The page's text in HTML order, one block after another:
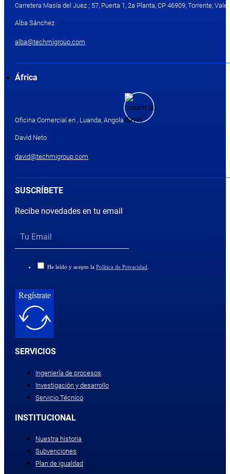
Carretera Masía del Juez ; 57, Puerta 1, 2a Planta, CP 46909, Torrente,
Alba Sánchez
alba@techmigroup.com
África
Oficina Comercial en , Luanda, Angola
David Neto
david@techmigroup.com
SUSCRÍBETE
Recibe novedades en tu email
He leído y acepto laPolítica de Privacidad
Regístrate
SERVICIOS
Ingeniería de procesos
Investigación y desarrollo
Servicio Técnico
INSTITUCIONAL
Nuestra historia
Subvenciones
Plan de igualdad